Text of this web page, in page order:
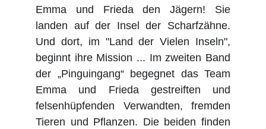
Emma und Frieda den Jägern! Sie
landen auf der Insel der Scharfzähne.
Und dort, im "Land der Vielen Inseln",
beginnt ihre Mission ... Im zweiten Band
der „Pinguingang“ begegnet das Team
Emma und Frieda gestreiften und
felsenhüpfenden Verwandten, fremden
Tieren und Pflanzen. Die beiden finden